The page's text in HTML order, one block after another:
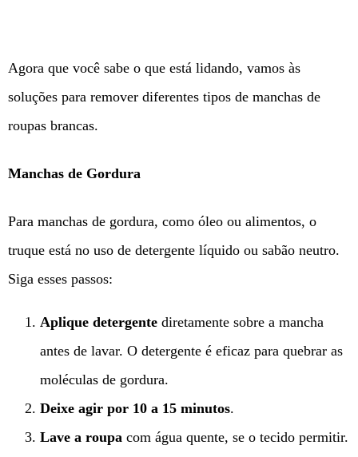
Agora que você sabe o que está lidando, vamos às
soluções para remover diferentes tipos de manchas de
roupas brancas.
Manchas de Gordura
Para manchas de gordura, como óleo ou alimentos, o
truque está no uso de detergente líquido ou sabão neutro.
Siga esses passos:
Aplique detergente diretamente sobre a mancha
antes de lavar. O detergente é eficaz para quebrar as
moléculas de gordura.
Deixe agir por 10 a 15 minutos.
Lave a roupa com água quente, se o tecido permitir.